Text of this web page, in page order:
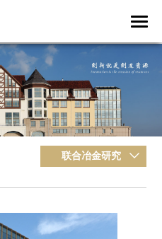
联合冶金研究